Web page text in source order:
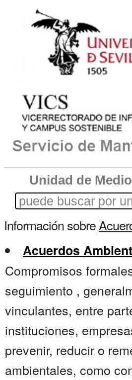
Unidad de
Información sobre
Acuerdos
Compromisos
seguimiento ,
vinculantes, entre
instituciones,
prevenir, reducir o
ambientales, como